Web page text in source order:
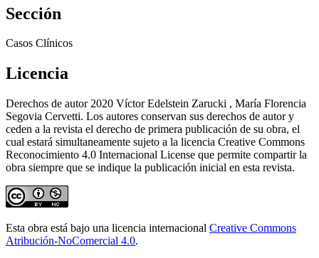
Sección
Casos Clínicos
Licencia
Derechos de autor 2020 Víctor Edelstein Zarucki , María Florencia
Segovia Cervetti. Los autores conservan sus derechos de autor y
ceden a la revista el derecho de primera publicación de su obra, el
cual estará simultaneamente sujeto a la licencia Creative Commons
Reconocimiento 4.0 Internacional License que permite compartir la
obra siempre que se indique la publicación inicial en esta revista.
Esta obra está bajo una licencia internacional Creative Commons
Atribución-NoComercial 4.0.